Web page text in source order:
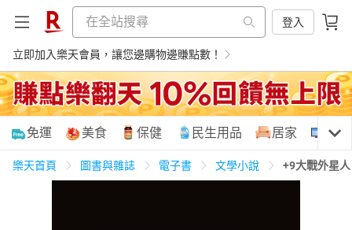
登入
立即加入樂天會員，讓您邊購物邊賺點數！
購物網分類
免運 美食 保健 民生用品 居家 3C
樂天首頁 圖書與雜誌 電子書 文學小說 +9大戰外星